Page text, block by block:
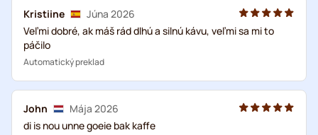
Kristiine
Júna 2026
Veľmi dobré, ak máš rád dlhú a silnú kávu, veľmi sa mi to
páčilo
Automatický preklad
John
Mája 2026
di is nou unne goeie bak kaffe